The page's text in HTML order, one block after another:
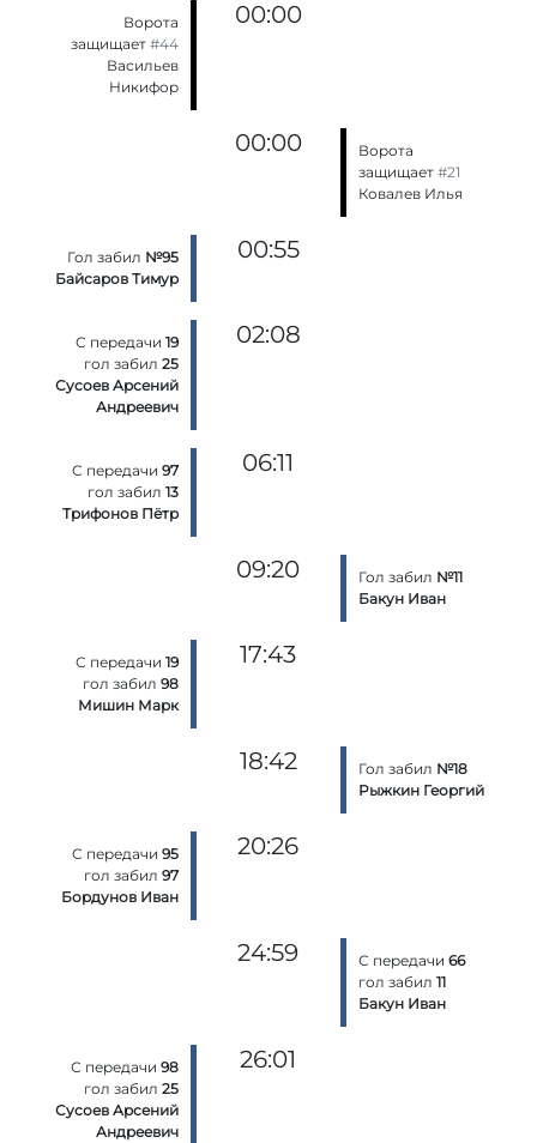
Ворота
защищает#44
Васильев
Никифор
00:00
00:00
Ворота
защищает #21
Ковалев Илья
Гол забил №95
Байсаров Тимур
00:55
С передачи19
гол забил25
Сусоев Арсений
Андреевич
02:08
С передачи97
гол забил13
Трифонов Пётр
06:11
09:20 Гол забил №11
Бакун Иван
С передачи19
гол забил98
Мишин Марк
17:43
18:42 Гол забил №18
Рыжкин Георгий
С передачи95
гол забил97
Бордунов Иван
20:26
24:59 С передачи 66
гол забил 11
Бакун Иван
С передачи98
гол забил25
Сусоев Арсений
Андреевич
26:01